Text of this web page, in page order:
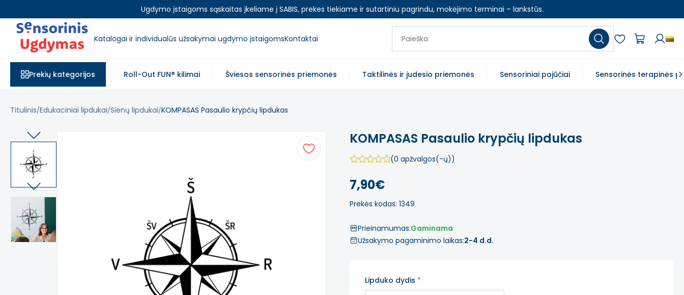
Ugdymo įstaigoms sąskaitas įkeliame į SABIS, prekes tiekiame ir sutartiniu pagrindu, mokėjimo terminai – lankstūs.
Katalogai ir individualūs užsakymai ugdymo įstaigomsKontaktai
Prekių kategorijos Roll-Out FUN® kilimai Šviesos sensorinės priemonės Taktilinės ir judesio priemonės Sensoriniai pojūčiai Sensorinės terapinės
Titulinis Edukaciniai lipdukai Sienų lipdukai KOMPASAS Pasaulio krypčių lipdukas
KOMPASAS Pasaulio krypčių lipdukas
(0 apžvalgos(-ų))
7,90€
Prekės kodas: 1349
Prieinamumas:Gaminama
Užsakymo pagaminimo laikas:2-4 d.d.
Lipduko dydis